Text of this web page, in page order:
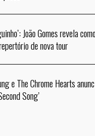
João Gomes revela
de nova tour
e The Chrome Hearts
Song’